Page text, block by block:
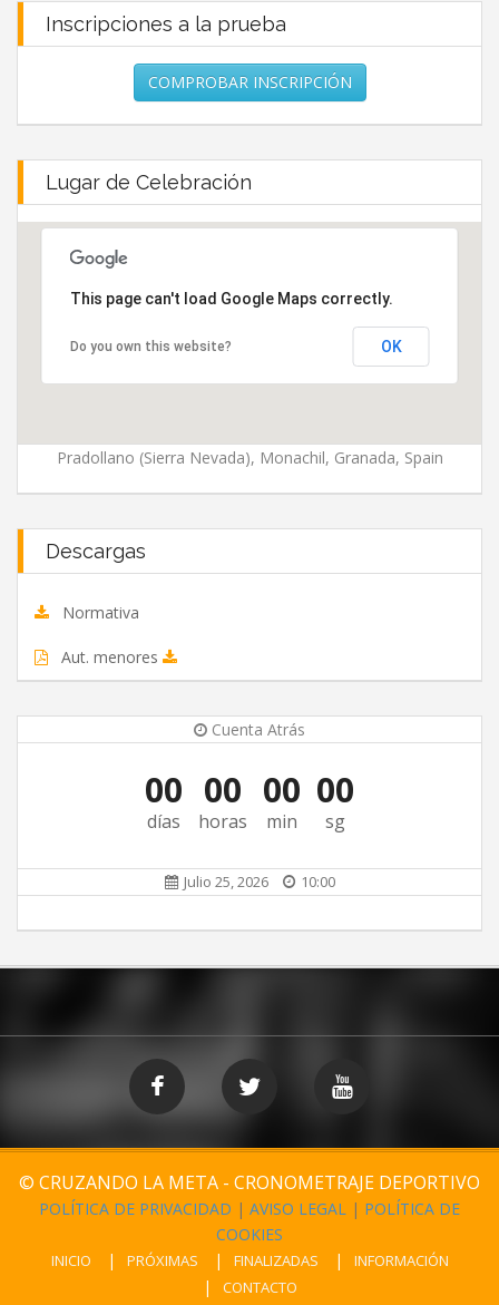
Inscripciones a la prueba
COMPROBAR INSCRIPCIÓN
Lugar de Celebración
This page can't load Google Maps correctly.
Do you own this website? OK
Pradollano (Sierra Nevada), Monachil, Granada, Spain
Descargas
Normativa
Aut. menores
Cuenta Atrás
00
días
00
horas
00
min
00
sg
Julio 25, 2026 10:00
© CRUZANDO LA META - CRONOMETRAJE DEPORTIVO
POLÍTICA DE PRIVACIDAD | AVISO LEGAL | POLÍTICA DE
COOKIES
INICIO PRÓXIMAS FINALIZADAS
INFORMACIÓN
CONTACTO